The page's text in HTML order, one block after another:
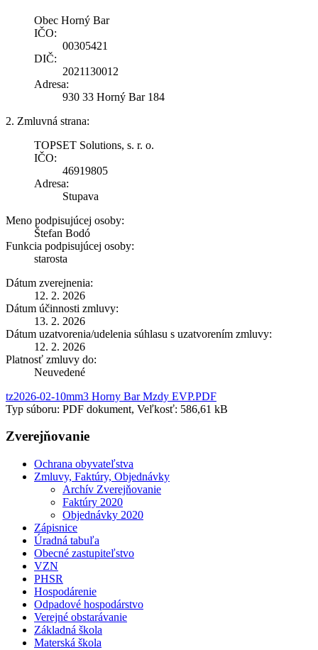
Obec Horný Bar
IČO:
00305421
DIČ:
2021130012
Adresa:
930 33 Horný Bar 184
2. Zmluvná strana:
TOPSET Solutions, s. r. o.
IČO:
46919805
Adresa:
Stupava
Meno podpisujúcej osoby:
Štefan Bodó
Funkcia podpisujúcej osoby:
starosta
Dátum zverejnenia:
12. 2. 2026
Dátum účinnosti zmluvy:
13. 2. 2026
Dátum uzatvorenia/udelenia súhlasu s uzatvorením zmluvy:
12. 2. 2026
Platnosť zmluvy do:
Neuvedené
tz2026-02-10mm3 Horny Bar Mzdy EVP.PDF
Typ súboru: PDF dokument, Veľkosť: 586,61 kB
Zverejňovanie
Ochrana obyvateľstva
Zmluvy, Faktúry, Objednávky
Archív Zverejňovanie
Faktúry 2020
Objednávky 2020
Zápisnice
Úradná tabuľa
Obecné zastupiteľstvo
VZN
PHSR
Hospodárenie
Odpadové hospodárstvo
Verejné obstarávanie
Základná škola
Materská škola